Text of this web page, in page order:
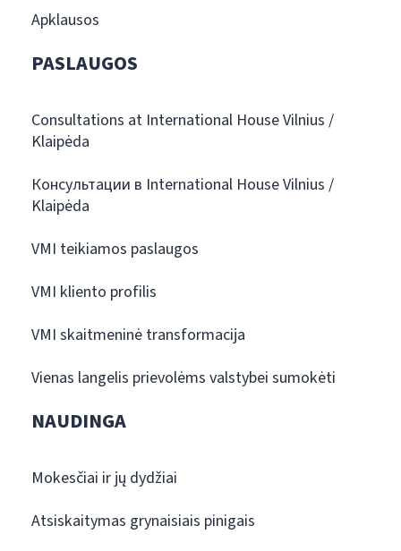
Apklausos
PASLAUGOS
Consultations at International House Vilnius /
Klaipėda
Консультации в International House Vilnius /
Klaipėda
VMI teikiamos paslaugos
VMI kliento profilis
VMI skaitmeninė transformacija
Vienas langelis prievolėms valstybei sumokėti
NAUDINGA
Mokesčiai ir jų dydžiai
Atsiskaitymas grynaisiais pinigais